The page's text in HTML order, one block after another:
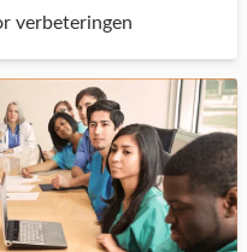
verbeteringen